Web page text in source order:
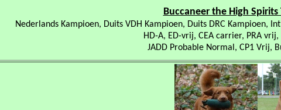
Buccaneer the High Spirits
Nederlands Kampioen, Duits VDH Kampioen, Duits DRC Kampioen,
HD-A, ED-vrij, CEA carrier, PRA
JADD Probable Normal, CP1 Vrij,